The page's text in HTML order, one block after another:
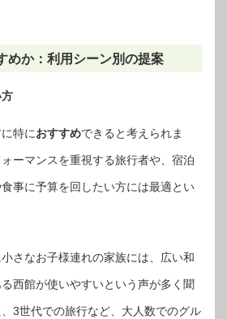
めか：利用シーン別の提案
特におすすめできると考えられま
ーマンスを重視する旅行者や、宿泊
事に予算を回したい方には最適とい
さなお子様連れの家族には、広い和
西館が使いやすいという声が多く聞
3世代での旅行など、大人数でのグル